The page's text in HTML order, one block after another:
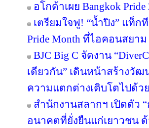
อโกด้าเผย Bangkok
เตรียมใจฟู! “น้ำปิง” แท็
Pride Month ที่ไอคอนสยาม
BJC Big C จัดงาน
เดียวกัน” เดินหน้าสร้างวั
ความแตกต่างเติบโตไปด้ว
สำนักงานสลากฯ เปิดตัว
อนาคตที่ยั่งยืนแก่เยาวชน